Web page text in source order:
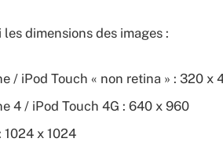
les dimensions des images :
/ iPod Touch « non retina » : 320 x
4 / iPod Touch 4G : 640 x 960
1024 x 1024